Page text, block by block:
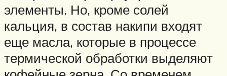
элементы. Но, кроме солей
кальция, в состав накипи входят
еще масла, которые в процессе
термической обработки выделяют